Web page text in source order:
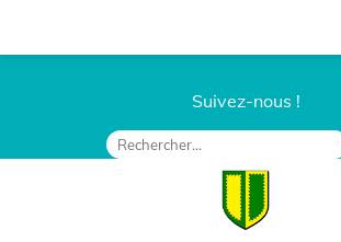
Suivez-nous !